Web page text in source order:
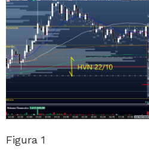
Figura 1